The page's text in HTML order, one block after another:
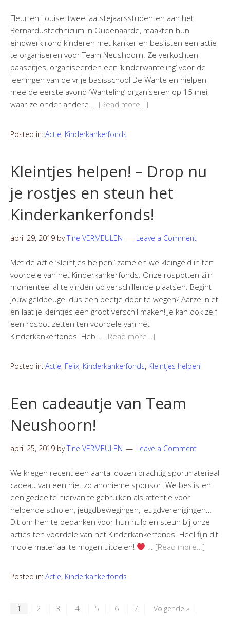
Fleur en Louise, twee laatstejaarsstudenten aan het
Bernardustechnicum in Oudenaarde, maakten hun
eindwerk rond kinderen met kanker en beslisten een actie
te organiseren voor Team Neushoorn. Ze verkochten
paaseitjes, organiseerden een ‘kinderwanteling’ voor de
leerlingen van de vrije basisschool De Wante en hielpen
mee de eerste avond-‘Wanteling’ organiseren op 15 mei,
waar ze onder andere … [Read more…]
Posted in: Actie, Kinderkankerfonds
Kleintjes helpen! – Drop nu
je rostjes en steun het
Kinderkankerfonds!
april 29, 2019 byTine VERMEULEN Leave a Comment
Met de actie ‘Kleintjes helpen!’ zamelen we kleingeld in ten
voordele van het Kinderkankerfonds. Onze rospotten zijn
momenteel al te vinden op verschillende plaatsen. Begint
jouw geldbeugel dus een beetje door te wegen? Aarzel niet
en laat je kleintjes een groot verschil maken! Je kan ook zelf
een rospot zetten ten voordele van het
Kinderkankerfonds. Heb … [Read more…]
Posted in: Actie, Felix, Kinderkankerfonds, Kleintjes helpen!
Een cadeautje van Team
Neushoorn!
april 25, 2019 byTine VERMEULEN Leave a Comment
We kregen recent een aantal dozen prachtig sportmateriaal
cadeau van een niet zo anonieme sponsor. We beslisten
een gedeelte hiervan te gebruiken als attentie voor
helpende scholen, jeugdbewegingen, jeugdverenigingen…
Dit om hen te bedanken voor hun hulp en steun bij onze
acties ten voordele van het Kinderkankerfonds. Heel fijn dit
mooie materiaal te mogen uitdelen!
… [Read more…]
Posted in: Actie, Kinderkankerfonds
1 2 3 4 5 6 7 Volgende »